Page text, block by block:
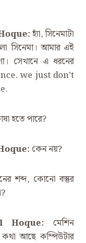
হ্যাঁ, সিনেমাটা
সিনেমা। আমার এই
সেখানে এ ধরনের
we just don’t
হতে পারে?
কেন নয়?
শব্দ, কোনো বস্তুর
Hoque: মেশিন
কথা আছে কম্পিউটার